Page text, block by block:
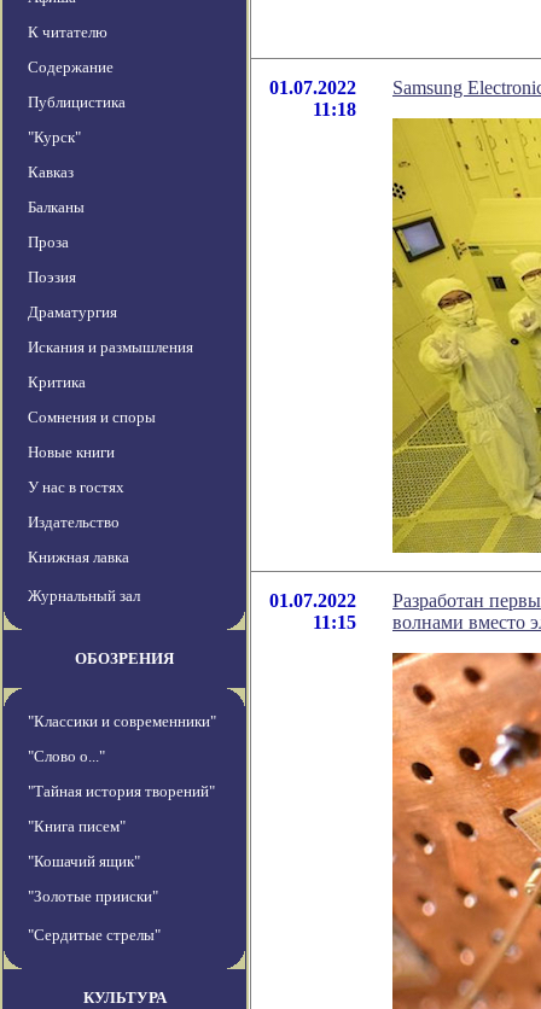
К читателю
Содержание
Публицистика
"Курск"
Кавказ
Балканы
Проза
Поэзия
Драматургия
Искания и размышления
Критика
Сомнения и споры
Новые книги
У нас в гостях
Издательство
Книжная лавка
Журнальный зал
ОБОЗРЕНИЯ
"Классики и современники"
"Слово о..."
"Тайная история творений"
"Книга писем"
"Кошачий ящик"
"Золотые прииски"
"Сердитые стрелы"
КУЛЬТУРА
01.07.2022
11:18
Samsung
01.07.2022
11:15
Разработан
волнами вместо